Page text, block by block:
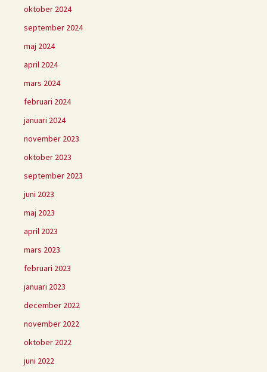
oktober 2024
september 2024
maj 2024
april 2024
mars 2024
februari 2024
januari 2024
november 2023
oktober 2023
september 2023
juni 2023
maj 2023
april 2023
mars 2023
februari 2023
januari 2023
december 2022
november 2022
oktober 2022
juni 2022